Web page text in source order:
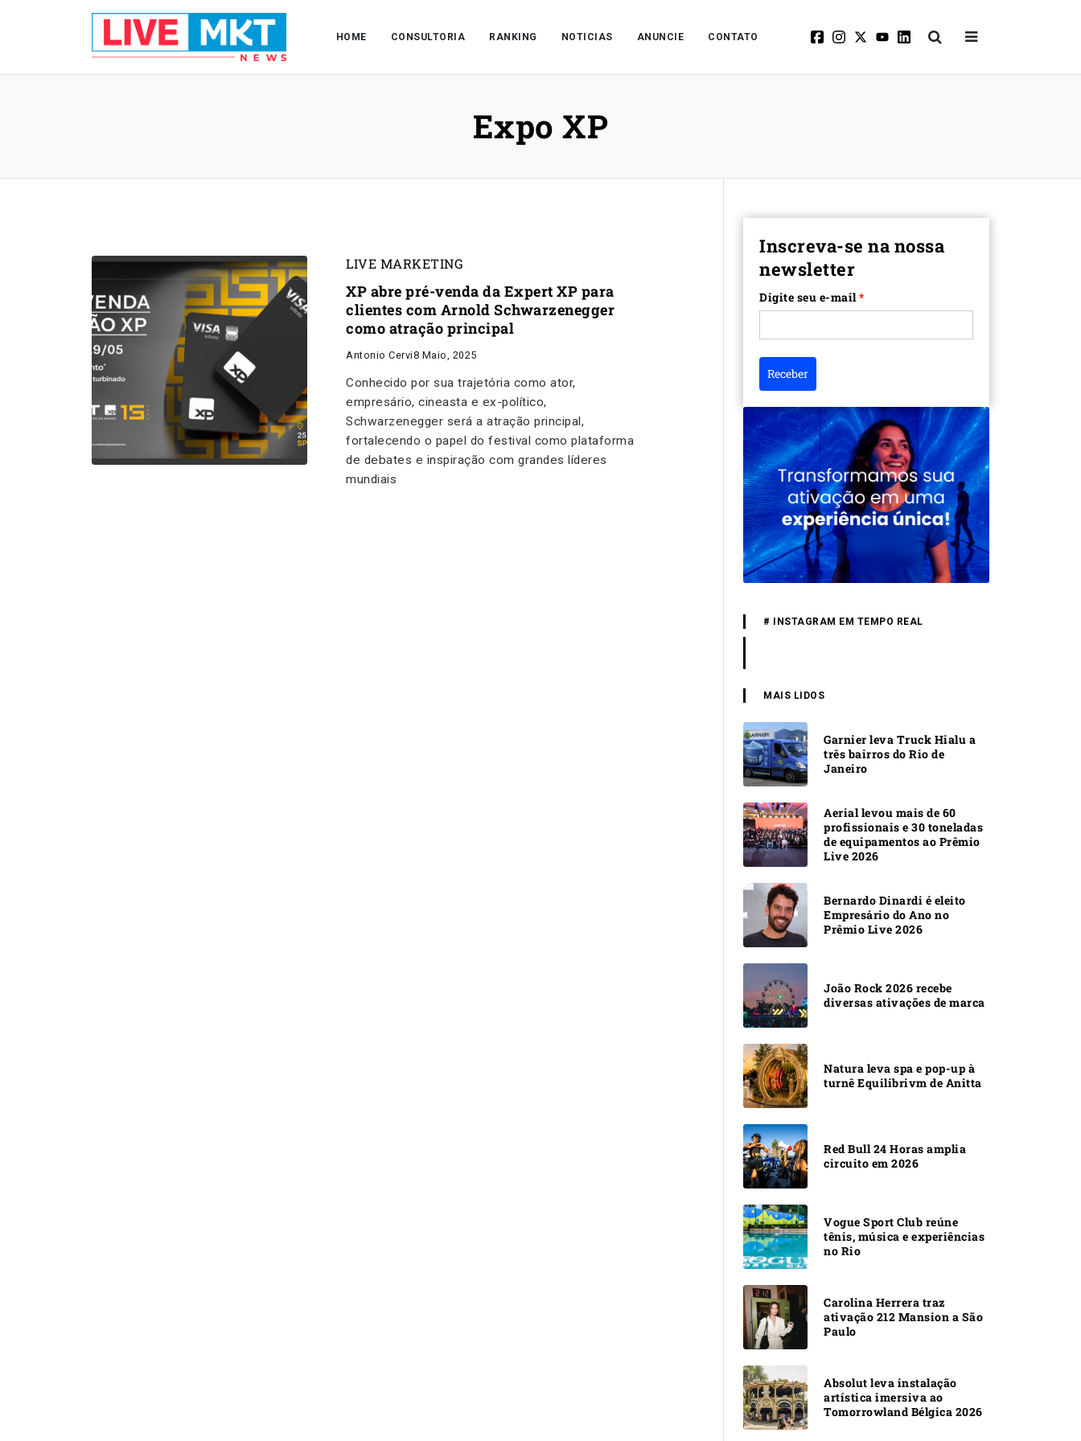
HOME CONSULTORIA RANKING NOTICIAS ANUNCIE CONTATO
Expo XP
LIVE MARKETING
XP abre pré-venda da Expert XP para
clientes com Arnold Schwarzenegger
como atração principal
Antonio Cervi8 Maio, 2025
Conhecido por sua trajetória como ator,
empresário, cineasta e ex-político,
Schwarzenegger será a atração principal,
fortalecendo o papel do festival como plataforma
de debates e inspiração com grandes líderes
mundiais
Inscreva-se na nossa
newsletter
Digite seu e-mail*
Receber
# INSTAGRAM EM TEMPO REAL
MAIS LIDOS
Garnier leva Truck Hialu a
três bairros do Rio de
Janeiro
Aerial levou mais de 60
profissionais e 30 toneladas
de equipamentos ao Prêmio
Live 2026
Bernardo Dinardi é eleito
Empresário do Ano no
Prêmio Live 2026
João Rock 2026 recebe
diversas ativações de marca
Natura leva spa e pop-up à
turnê Equilibrivm de Anitta
Red Bull 24 Horas amplia
circuito em 2026
Vogue Sport Club reúne
tênis, música e experiências
no Rio
Carolina Herrera traz
ativação 212 Mansion a São
Paulo
Absolut leva instalação
artística imersiva ao
Tomorrowland Bélgica 2026